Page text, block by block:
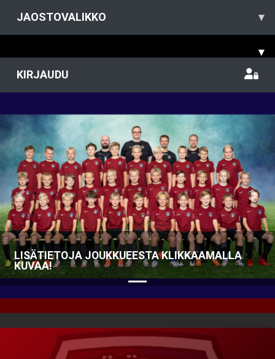
JAOSTOVALIKKO ▾
▾
KIRJAUDU
LISÄTIETOJA JOUKKUEESTA KLIKKAAMALLA
KUVAA!
Previous